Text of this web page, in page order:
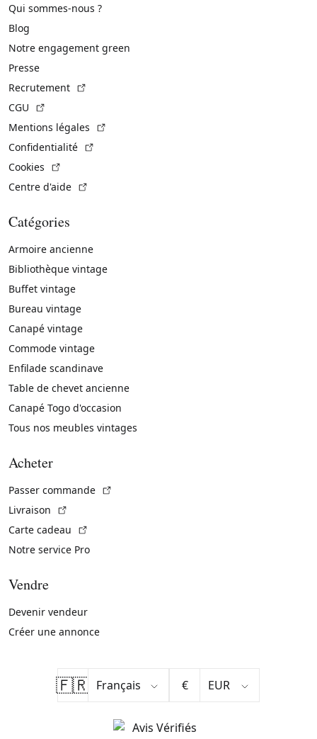
Qui sommes-nous ?
Blog
Notre engagement green
Presse
Recrutement
CGU
Mentions légales
Confidentialité
Cookies
Centre d'aide
Catégories
Armoire ancienne
Bibliothèque vintage
Buffet vintage
Bureau vintage
Canapé vintage
Commode vintage
Enfilade scandinave
Table de chevet ancienne
Canapé Togo d'occasion
Tous nos meubles vintages
Acheter
Passer commande
Livraison
Carte cadeau
Notre service Pro
Vendre
Devenir vendeur
Créer une annonce
🇫🇷 €